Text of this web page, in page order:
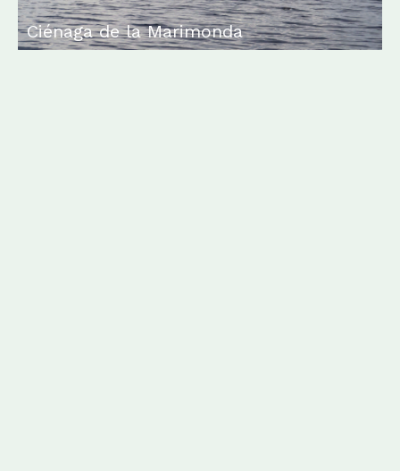
Ciénaga de la Marimonda